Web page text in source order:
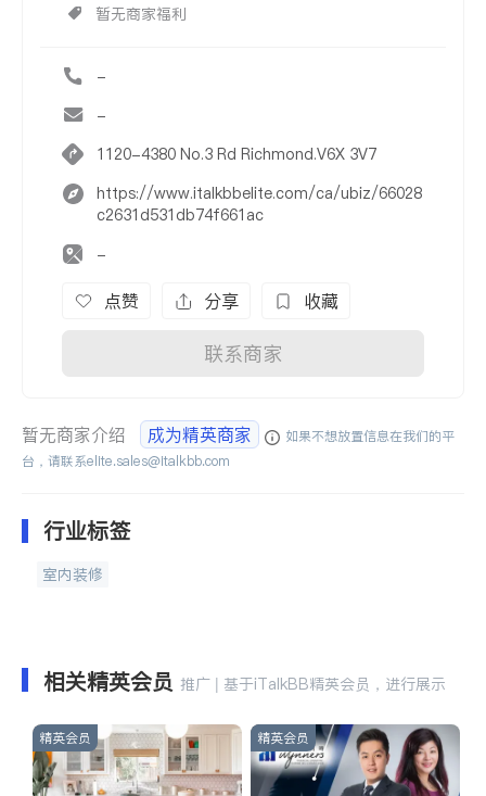
片···
暂无商家福利
-
-
1120-4380 No.3 Rd Richmond.V6X 3V7
https://www.italkbbelite.com/ca/ubiz/66028
c2631d531db74f661ac
-
点赞 分享 收藏
联系商家
暂无商家介绍 成为精英商家
如果不想放置信息在我们的平
台，请联系elite.sales@italkbb.com
行业标签
室内装修
相关精英会员 推广 | 基于iTalkBB精英会员，进行展示
精英会员 精英会员